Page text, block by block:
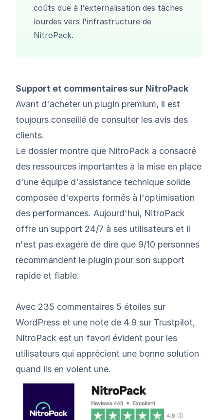
coûts due à l'externalisation des tâches
lourdes vers l'infrastructure de
NitroPack.
Support et commentaires sur NitroPack
Avant d'acheter un plugin premium, il est
toujours conseillé de consulter les avis des
clients.
Le dossier montre que NitroPack a consacré
des ressources importantes à la mise en place
d'une équipe d'assistance technique solide
composée d'experts formés à l'optimisation
des performances. Aujourd'hui, NitroPack
offre un support 24/7 à ses utilisateurs et il
n'est pas exagéré de dire que 9/10 personnes
recommandent le plugin pour son support
rapide et fiable.
Avec 235 commentaires 5 étoiles sur
WordPress et une note de 4.9 sur Trustpilot,
NitroPack est un favori évident pour les
utilisateurs qui apprécient une bonne solution
quand ils en voient une.